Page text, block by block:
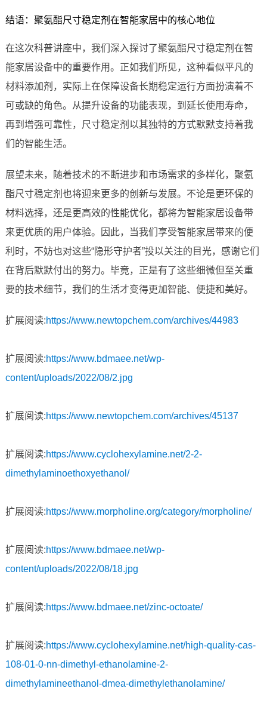
结语：聚氨酯尺寸稳定剂在智能家居中的核心地位
在这次科普讲座中，我们深入探讨了聚氨酯尺寸稳定剂在智
能家居设备中的重要作用。正如我们所见，这种看似平凡的
材料添加剂，实际上在保障设备长期稳定运行方面扮演着不
可或缺的角色。从提升设备的功能表现，到延长使用寿命，
再到增强可靠性，尺寸稳定剂以其独特的方式默默支持着我
们的智能生活。
展望未来，随着技术的不断进步和市场需求的多样化，聚氨
酯尺寸稳定剂也将迎来更多的创新与发展。不论是更环保的
材料选择，还是更高效的性能优化，都将为智能家居设备带
来更优质的用户体验。因此，当我们享受智能家居带来的便
利时，不妨也对这些“隐形守护者”投以关注的目光，感谢它们
在背后默默付出的努力。毕竟，正是有了这些细微但至关重
要的技术细节，我们的生活才变得更加智能、便捷和美好。
扩展阅读:https://www.newtopchem.com/archives/44983
扩展阅读:https://www.bdmaee.net/wp-
content/uploads/2022/08/2.jpg
扩展阅读:https://www.newtopchem.com/archives/45137
扩展阅读:https://www.cyclohexylamine.net/2-2-
dimethylaminoethoxyethanol/
扩展阅读:https://www.morpholine.org/category/morpholine/
扩展阅读:https://www.bdmaee.net/wp-
content/uploads/2022/08/18.jpg
扩展阅读:https://www.bdmaee.net/zinc-octoate/
扩展阅读:https://www.cyclohexylamine.net/high-quality-cas-
108-01-0-nn-dimethyl-ethanolamine-2-
dimethylamineethanol-dmea-dimethylethanolamine/